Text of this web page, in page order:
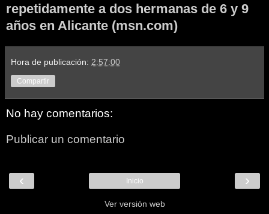
repetidamente a dos hermanas de 6 y 9
años en Alicante (msn.com)
Hora de publicación: 2:57:00
Compartir
No hay comentarios:
Publicar un comentario
‹ ›
Inicio
Ver versión web